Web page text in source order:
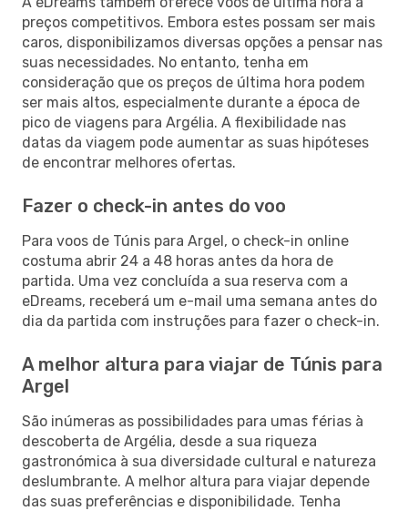
preços competitivos. Embora estes possam ser mais
caros, disponibilizamos diversas opções a pensar nas
suas necessidades. No entanto, tenha em
consideração que os preços de última hora podem
ser mais altos, especialmente durante a época de
pico de viagens para Argélia. A flexibilidade nas
datas da viagem pode aumentar as suas hipóteses
de encontrar melhores ofertas.
Fazer o check-in antes do voo
Para voos de Túnis para Argel, o check-in online
costuma abrir 24 a 48 horas antes da hora de
partida. Uma vez concluída a sua reserva com a
eDreams, receberá um e-mail uma semana antes do
dia da partida com instruções para fazer o check-in.
A melhor altura para viajar de Túnis para
Argel
São inúmeras as possibilidades para umas férias à
descoberta de Argélia, desde a sua riqueza
gastronómica à sua diversidade cultural e natureza
deslumbrante. A melhor altura para viajar depende
das suas preferências e disponibilidade. Tenha